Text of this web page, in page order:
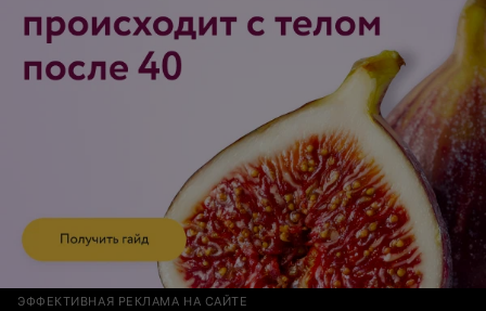
удобство, ценовая политика, сопутствующие удобные
сервисы (от полотенец, до кабинетов спа, солярия,
фитнес-коктейлей, детской комнаты и тд). Это и есть
сервис «под ключ» на 10 баллов!
ЭФФЕКТИВНАЯ РЕКЛАМА НА САЙТЕ